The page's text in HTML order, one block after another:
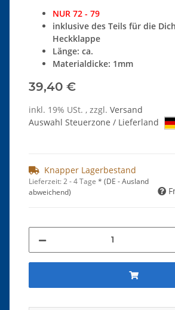
NUR 72 - 79
inklusive des Teils für die
Heckklappe
Länge: ca.
Materialdicke: 1mm
39,40 €
inkl. 19% USt. , zzgl. Versand
Auswahl Steuerzone / Lieferland
Knapper Lagerbestand
Lieferzeit:2 - 4 Tage * (DE - Ausland
abweichend)